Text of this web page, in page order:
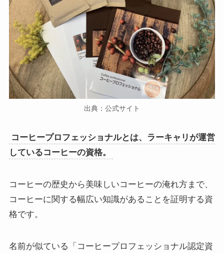
出典：公式サイト
コーヒープロフェッショナルとは、ラーキャリが運営
しているコーヒーの資格。
コーヒーの歴史から美味しいコーヒーの淹れ方まで、
コーヒーに関する幅広い知識があることを証明する資
格です。
名前が似ている「コーヒープロフェッショナル認定資